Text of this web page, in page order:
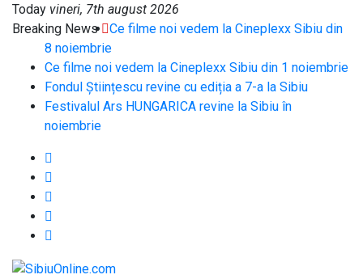
SkipToday vineri, 7th august 2026
Breaking News
Ce filme noi vedem la Cineplexx Sibiu din
8 noiembrie
Ce filme noi vedem la Cineplexx Sibiu din 1 noiembrie
Fondul Științescu revine cu ediția a 7-a la Sibiu
Festivalul Ars HUNGARICA revine la Sibiu în
noiembrie